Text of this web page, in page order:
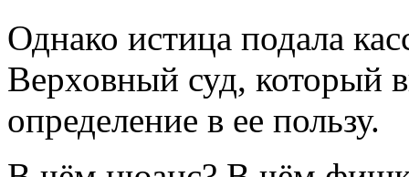
Однако истица подала
Верховный суд, который
определение в ее пользу.